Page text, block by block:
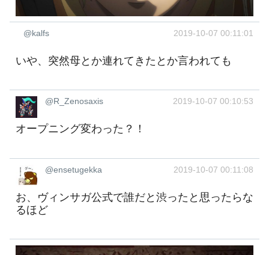
@kalfs 2019-10-07 00:11:01
いや、突然母とか連れてきたとか言われても
@R_Zenosaxis 2019-10-07 00:10:53
オープニング変わった？！
@ensetugekka 2019-10-07 00:11:08
お、ヴィンサガ公式で誰だと渋ったと思ったらな
るほど